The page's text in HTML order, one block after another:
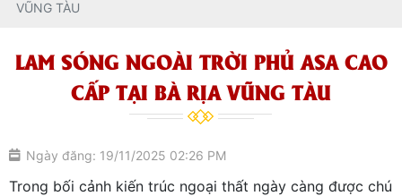
VŨNG TÀU
LAM SÓNG NGOÀI TRỜI PHỦ ASA CAO
CẤP TẠI BÀ RỊA VŨNG TÀU
Ngày đăng: 19/11/2025 02:26 PM
Trong bối cảnh kiến trúc ngoại thất ngày càng được chú